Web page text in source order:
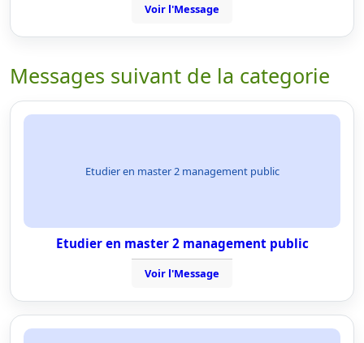
Voir l'Message
Messages suivant de la categorie
Etudier en master 2 management public
Etudier en master 2 management public
Voir l'Message